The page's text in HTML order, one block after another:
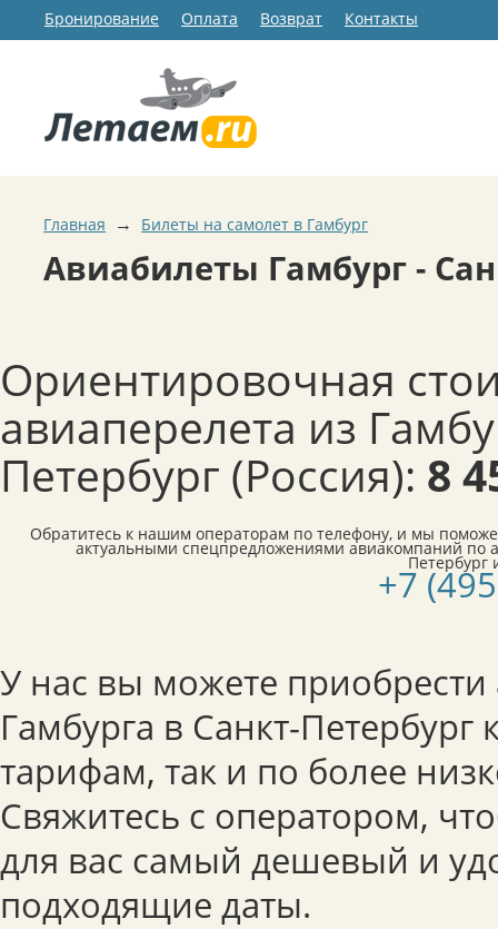
Бронирование Оплата Возврат Контакты
Главная → Билеты на самолет в Гамбург
Авиабилеты Гамбург -
Ориентировочная
авиаперелета из
Петербург (Россия): 8
Обратитесь к нашим операторам по телефону, и мы
актуальными спецпредложениями авиакомпаний по
Петербург
+7
У нас вы можете
Гамбурга в Санкт-
тарифам, так и по более
Свяжитесь с оператором,
для вас самый дешевый и
подходящие даты.